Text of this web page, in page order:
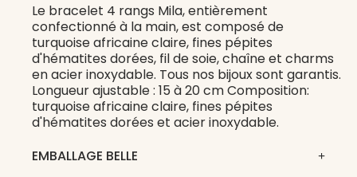
Le bracelet 4 rangs Mila, entièrement
confectionné à la main, est composé de
turquoise africaine claire, fines pépites
d'hématites dorées, fil de soie, chaîne et charms
en acier inoxydable. Tous nos bijoux sont garantis.
Longueur ajustable : 15 à 20 cm Composition:
turquoise africaine claire, fines pépites
d'hématites dorées et acier inoxydable.
EMBALLAGE BELLE